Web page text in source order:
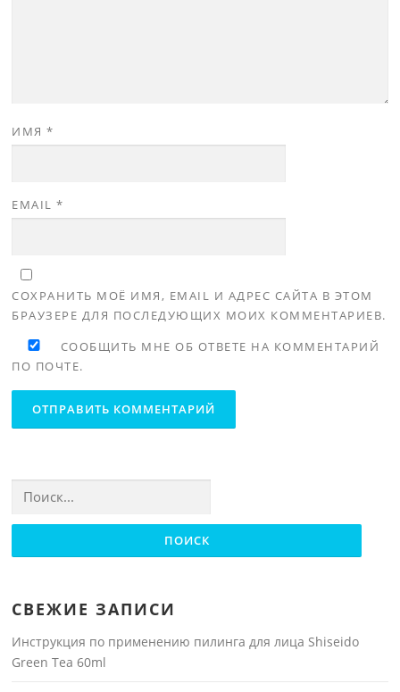
ИМЯ*
EMAIL*
СОХРАНИТЬ МОЁ ИМЯ, EMAIL И АДРЕС САЙТА В ЭТОМ
БРАУЗЕРЕ ДЛЯ ПОСЛЕДУЮЩИХ МОИХ КОММЕНТАРИЕВ.
СООБЩИТЬ МНЕ ОБ ОТВЕТЕ НА КОММЕНТАРИЙ
ПО ПОЧТЕ.
СВЕЖИЕ ЗАПИСИ
Инструкция по применению пилинга для лица Shiseido
Green Tea 60ml